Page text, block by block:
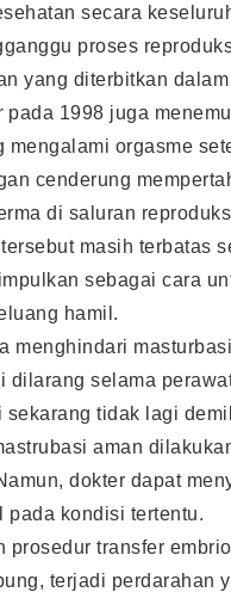
secara
proses
yang diterbitkan dalam
pada 1998 juga
mengalami orgasme
cenderung
di saluran
masih terbatas
sebagai cara
hamil.
menghindari
dilarang selama
sekarang tidak lagi
aman
dokter dapat
pada kondisi tertentu.
prosedur transfer
terjadi perdarahan